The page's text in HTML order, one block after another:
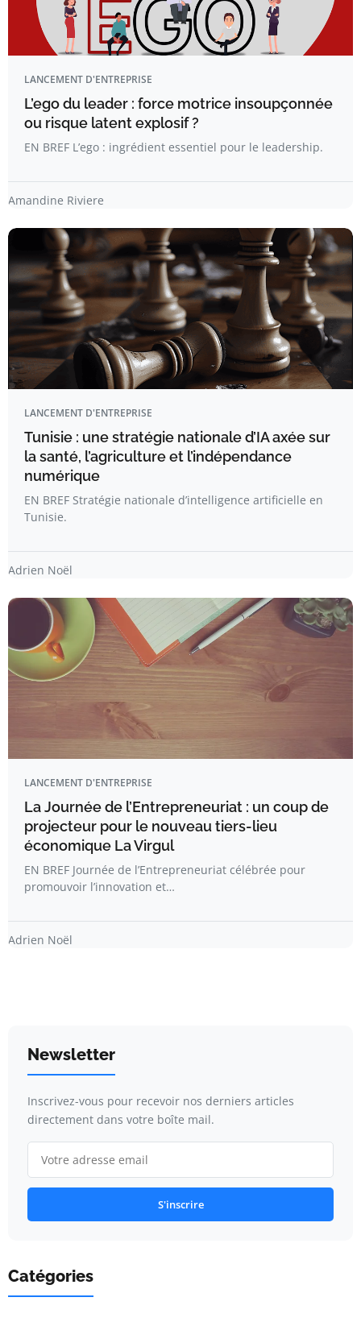
LANCEMENT D'ENTREPRISE
L’ego du leader : force motrice insoupçonnée
ou risque latent explosif ?
EN BREF L’ego : ingrédient essentiel pour le leadership.
Amandine Riviere
LANCEMENT D'ENTREPRISE
Tunisie : une stratégie nationale d’IA axée sur
la santé, l’agriculture et l’indépendance
numérique
EN BREF Stratégie nationale d’intelligence artificielle en
Tunisie.
Adrien Noël
LANCEMENT D'ENTREPRISE
La Journée de l’Entrepreneuriat : un coup de
projecteur pour le nouveau tiers-lieu
économique La Virgul
EN BREF Journée de l’Entrepreneuriat célébrée pour
promouvoir l’innovation et…
Adrien Noël
Newsletter
Inscrivez-vous pour recevoir nos derniers articles
directement dans votre boîte mail.
S'inscrire
Catégories